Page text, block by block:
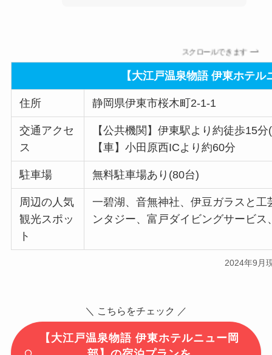
スクロールできます
【大江戸温泉物語 伊東ホテ
住所 静岡県伊東市桜木町2-1-1
交通アクセ
ス
【公共機関】伊東駅より約徒歩15
【車】小田原西ICより約60分
駐車場 無料駐車場あり(80台)
周辺の人気
観光スポッ
ト
一碧湖、音無神社、伊豆ガラスと
ンタジー、富戸ダイビングサービ
2024年9月
＼ こちらをチェック ／
【大江戸温泉物語 伊東ホテルニュー岡